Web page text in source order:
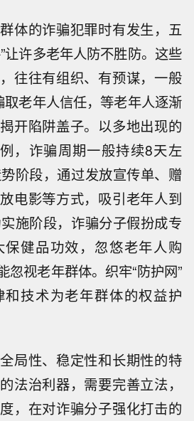
体的诈骗犯罪时有发生，五
让许多老年人防不胜防。这些
往往有组织、有预谋，一般
取老年人信任，等老年人逐渐
开陷阱盖子。以多地出现的
，诈骗周期一般持续8天左
阶段，通过发放宣传单、赠
电影等方式，吸引老年人到
施阶段，诈骗分子假扮成专
健品功效，忽悠老年人购
忽视老年群体。织牢“防护网”
技术为老年群体的权益护
局性、稳定性和长期性的特
法治利器，需要完善立法，
，在对诈骗分子强化打击的